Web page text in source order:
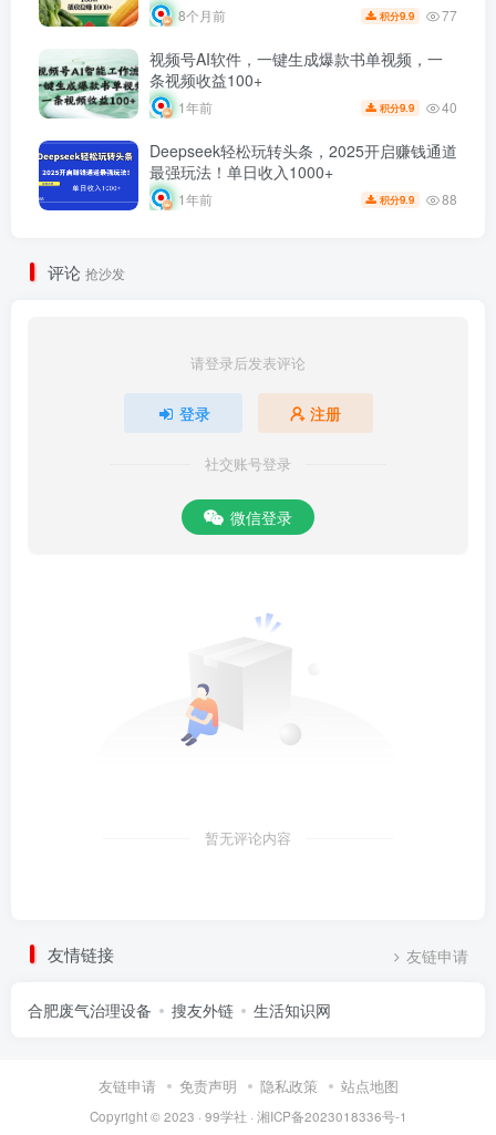
8个月前 积分9.9 77
视频号AI软件，一键生成爆款书单视频，一
条视频收益100+
1年前 积分9.9 40
Deepseek轻松玩转头条，2025开启赚钱通道
最强玩法！单日收入1000+
1年前 积分9.9 88
评论 抢沙发
请登录后发表评论
登录 注册
社交账号登录
微信登录
暂无评论内容
友情链接 友链申请
合肥废气治理设备 搜友外链 生活知识网
友链申请 免责声明 隐私政策 站点地图
Copyright © 2023 · 99学社 · 湘ICP备2023018336号-1